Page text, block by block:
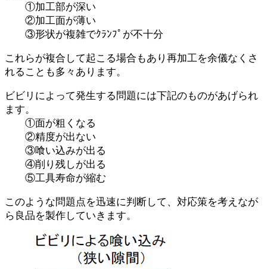
①加工部が深い
②加工面が薄い
③形状が複雑でｸﾗﾝﾌﾟが不十分
これらが複合して起こる場合もあり再加工を余儀なくさ
れることも多々あります。
ビビリによって発生する問題には下記のものがあげられ
ます。
①面が粗くなる
②精度が出ない
③喰い込みが出る
④削り残しが出る
⑤工具寿命が縮む
このような問題点を迅速に判断して、対応策を考えなが
ら良品を製作していきます。